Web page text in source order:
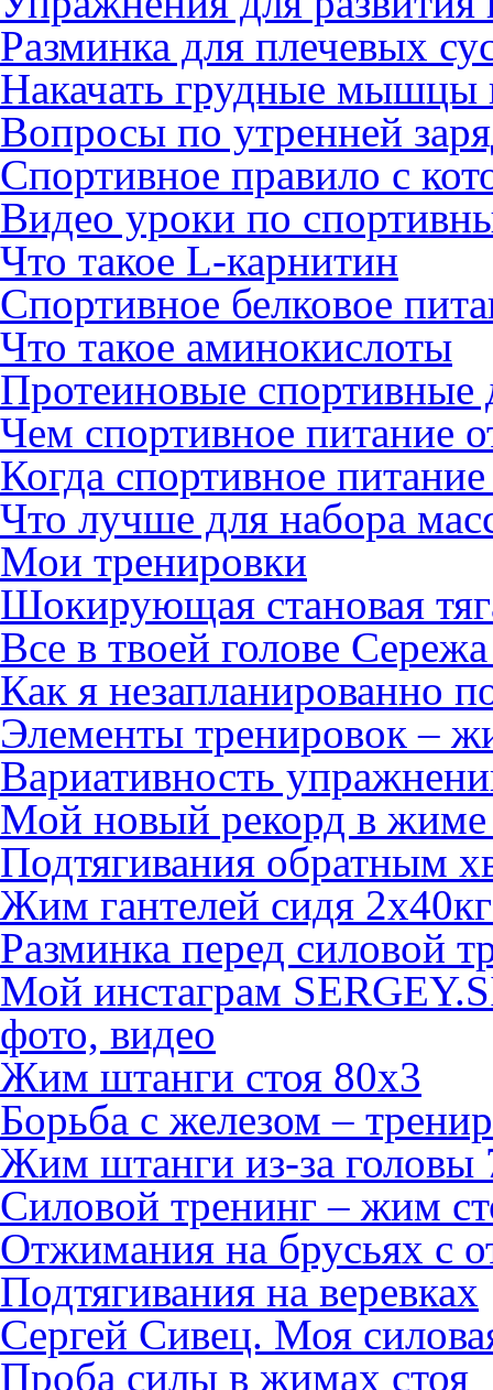
Разминка для плечевых
Накачать грудные мышцы
Вопросы по утренней
Спортивное правило с
Видео уроки по
Что такое L-карнитин
Спортивное белковое
Что такое аминокислоты
Протеиновые спортивные
Чем спортивное питание
Когда спортивное
Что лучше для набора
Мои тренировки
Шокирующая становая
Все в твоей голове
Как я незапланированно
Элементы тренировок –
Вариативность
Мой новый рекорд в жиме
Подтягивания обратным
Жим гантелей сидя
Разминка перед силовой
Мой инстаграм
фото, видео
Жим штанги стоя 80х3
Борьба с железом –
Жим штанги из-за головы
Силовой тренинг – жим
Отжимания на брусьях с
Подтягивания на веревках
Сергей Сивец. Моя
Проба силы в жимах стоя